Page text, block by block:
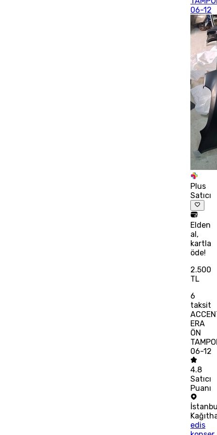
06-12
Plus
Satıcı
Elden
al,
kartla
öde!
2.500
TL
6
taksit
ERA
ÖN
06-12
4.8
Satıcı
Puanı
edis